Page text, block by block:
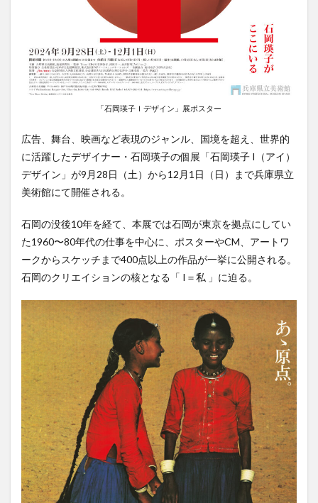
「石岡瑛子Ｉデザイン」展ポスター
広告、舞台、映画など表現のジャンル、国境を超え、世界的
に活躍したデザイナー・石岡瑛子の個展「石岡瑛子 I（アイ）
デザイン」が9月28日（土）から12月1日（日）まで兵庫県立
美術館にて開催される。
石岡の没後10年を経て、本展では石岡が東京を拠点にしてい
た1960〜80年代の仕事を中心に、ポスターやCM、アートワ
ークからスケッチまで400点以上の作品が一挙に公開される。
石岡のクリエイションの核となる「 I＝私 」に迫る。